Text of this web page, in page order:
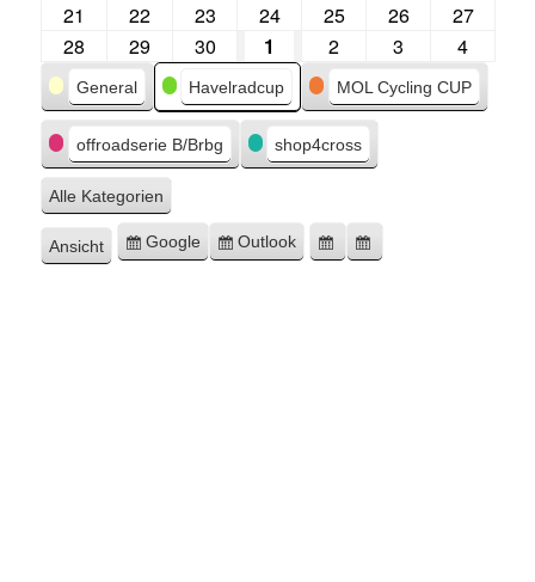
21
22 23 24 25 26
27
28
29 30 1 2 3 4
Kategorien
General Havelradcup MOL Cycling CUP
offroadserie B/Brbg shop4cross
Alle Kategorien
Ansicht ausdrucken
Eintragen
Google
Eintragen
Outlook
Google-